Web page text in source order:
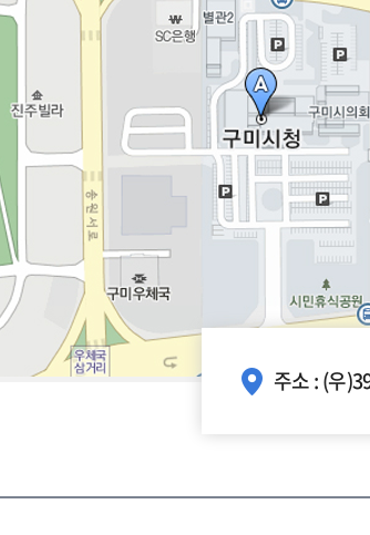
주소 : (우